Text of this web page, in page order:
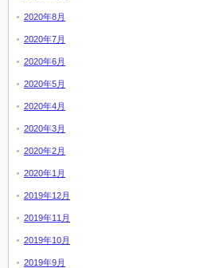
2020年8月
2020年7月
2020年6月
2020年5月
2020年4月
2020年3月
2020年2月
2020年1月
2019年12月
2019年11月
2019年10月
2019年9月